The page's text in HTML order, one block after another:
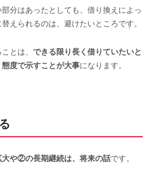
分はあったとしても、借り換えによっ
えられるのは、避けたいところです。
とは、 できる限り長く借りていたいと
度で示すことが大事になります。
や②の長期継続は、将来の話です。